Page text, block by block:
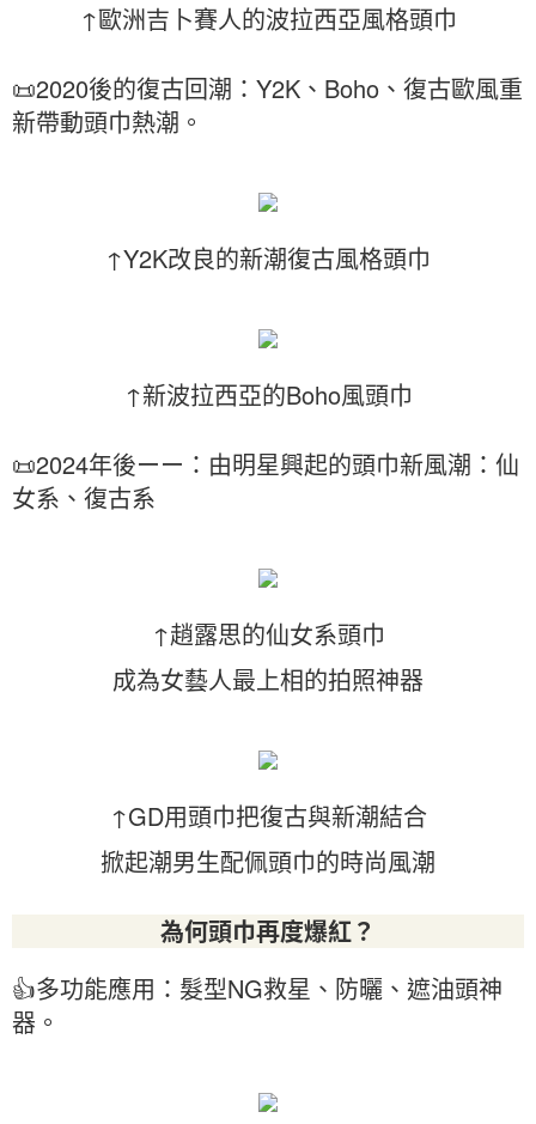
↑歐洲吉卜賽人的波拉西亞風格頭巾
📜2020後的復古回潮：Y2K、Boho、復古歐風重
新帶動頭巾熱潮。
↑Y2K改良的新潮復古風格頭巾
↑新波拉西亞的Boho風頭巾
📜2024年後ーー：由明星興起的頭巾新風潮：仙
女系、復古系
↑趙露思的仙女系頭巾
成為女藝人最上相的拍照神器
↑GD用頭巾把復古與新潮結合
掀起潮男生配佩頭巾的時尚風潮
為何頭巾再度爆紅？
👍多功能應用：髮型NG救星、防曬、遮油頭神
器。